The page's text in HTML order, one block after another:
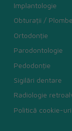
Implantologie
Obturații /
Ortodonție
Parodontologie
Pedodonție
Sigilări dentare
Radiologie
Politică cookie-uri